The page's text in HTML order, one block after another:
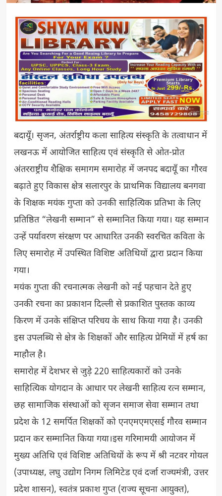
बदायूँ। सृजन, अंतर्राष्ट्रीय कला साहित्य संस्कृति के तत्वाधान में
लखनऊ में आयोजित साहित्य एवं संस्कृति से ओत-प्रोत
अंतरराष्ट्रीय शैक्षिक समागम समारोह में जनपद बदायूँ का गौरव
बढ़ाते हुए विकास क्षेत्र सलारपुर के प्राथमिक विद्यालय बनगवा
के शिक्षक मयंक गुप्ता को उनकी साहित्यिक प्रतिभा के लिए
प्रतिष्ठित “लेखनी सम्मान” से सम्मानित किया गया। यह सम्मान
उन्हें पर्यावरण संरक्षण पर आधारित उनकी स्वरचित कविता के
लिए समारोह में उपस्थित विशिष्ट अतिथियों द्वारा प्रदान किया
गया।
मयंक गुप्ता की रचनात्मक लेखनी को नई पहचान देते हुए
उनकी रचना का प्रकाशन दिल्ली से प्रकाशित पुस्तक काव्य
किरण में उनके संक्षिप्त परिचय के साथ किया गया है। उनकी
इस उपलब्धि से क्षेत्र के शिक्षकों और साहित्य प्रेमियों में हर्ष का
माहौल है।
समारोह में देशभर से जुड़े 220 साहित्यकारों को उनके
साहित्यिक योगदान के आधार पर लेखनी साहित्य रत्न सम्मान,
छह सामाजिक संस्थाओं को सृजन समाज सेवा सम्मान तथा
प्रदेश के 12 समर्पित शिक्षकों को एनएमएमएसई गौरव सम्मान
प्रदान कर सम्मानित किया गया।इस गरिमामयी आयोजन में
मुख्य अतिथि एवं विशिष्ट अतिथियों के रूप में श्री नटवर गोयल
(उपाध्यक्ष, लघु उद्योग निगम लिमिटेड एवं दर्जा राज्यमंत्री, उत्तर
प्रदेश शासन), स्वतंत्र प्रकाश गुप्त (राज्य सूचना आयुक्त),